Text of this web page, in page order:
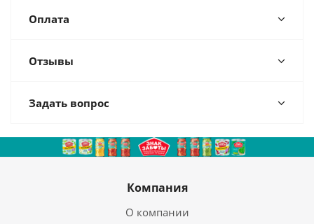
Оплата
Отзывы
Задать вопрос
Компания
О компании